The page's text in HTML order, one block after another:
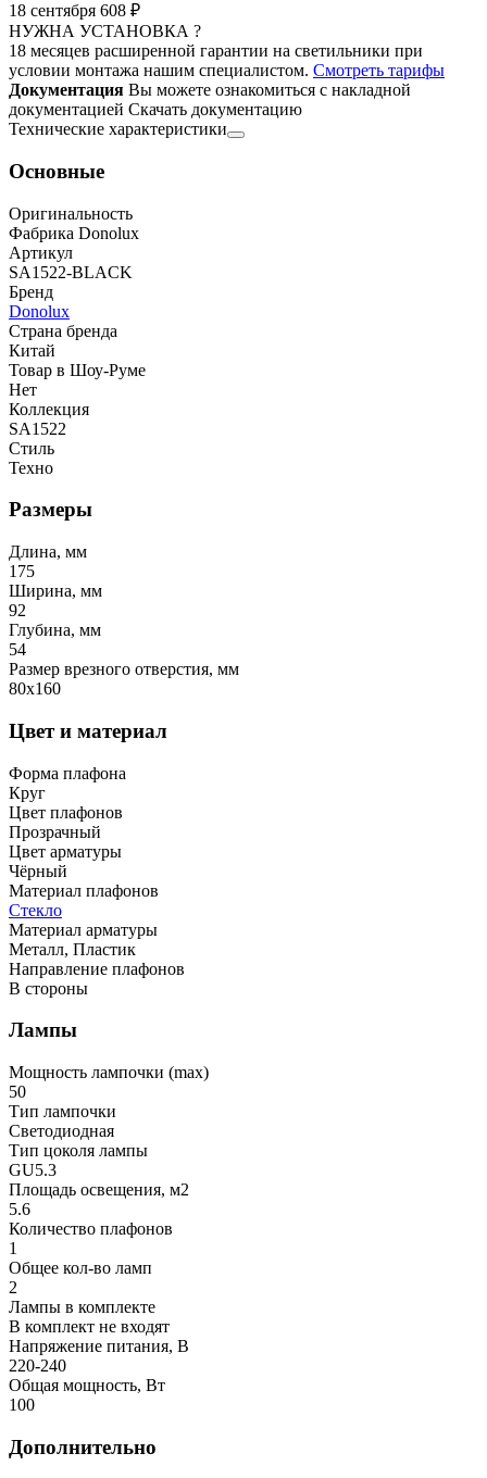
18 сентября 608 ₽
НУЖНА УСТАНОВКА ?
18 месяцев расширенной гарантии на светильники при
условии монтажа нашим специалистом. Смотреть тарифы
Документация Вы можете ознакомиться с накладной
документацией Скачать документацию
Технические характеристики
Основные
Оригинальность
Фабрика Donolux
Артикул
SA1522-BLACK
Бренд
Donolux
Страна бренда
Китай
Товар в Шоу-Руме
Нет
Коллекция
SA1522
Стиль
Техно
Размеры
Длина, мм
175
Ширина, мм
92
Глубина, мм
54
Размер врезного отверстия, мм
80x160
Цвет и материал
Форма плафона
Круг
Цвет плафонов
Прозрачный
Цвет арматуры
Чёрный
Материал плафонов
Стекло
Материал арматуры
Металл, Пластик
Направление плафонов
В стороны
Лампы
Мощность лампочки (max)
50
Тип лампочки
Светодиодная
Тип цоколя лампы
GU5.3
Площадь освещения, м2
5.6
Количество плафонов
1
Общее кол-во ламп
2
Лампы в комплекте
В комплект не входят
Напряжение питания, В
220-240
Общая мощность, Вт
100
Дополнительно